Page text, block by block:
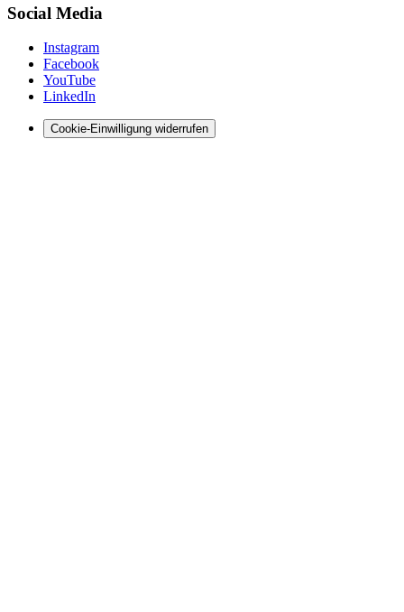
Social Media
Instagram
Facebook
YouTube
LinkedIn
Cookie-Einwilligung widerrufen